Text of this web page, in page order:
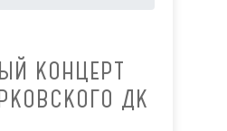
КОНЦЕРТ
ДК